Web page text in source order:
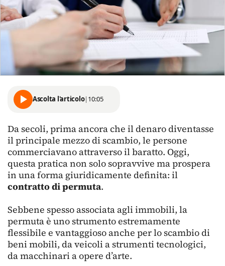
Ascolta l'articolo| 10:05
Da secoli, prima ancora che il denaro diventasse
il principale mezzo di scambio, le persone
commerciavano attraverso il baratto. Oggi,
questa pratica non solo sopravvive ma prospera
in una forma giuridicamente definita: il
contratto di permuta.
Sebbene spesso associata agli immobili, la
permuta è uno strumento estremamente
flessibile e vantaggioso anche per lo scambio di
beni mobili, da veicoli a strumenti tecnologici,
da macchinari a opere d’arte.